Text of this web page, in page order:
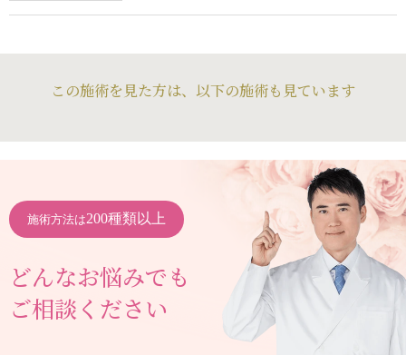
この施術を見た方は、以下の施術も見ています
施術方法は200種類以上
どんなお悩みでも
ご相談ください